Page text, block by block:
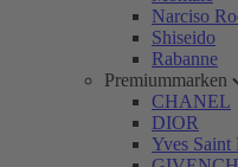
Narciso
Shiseido
Rabanne
Premiummarken
CHANEL
DIOR
Yves Saint